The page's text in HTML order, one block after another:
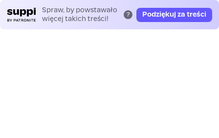
Spraw, by powstawało
więcej takich treści!
? Podziękuj za treści